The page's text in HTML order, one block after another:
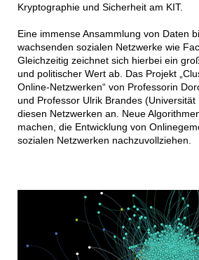
Kryptographie und Sicherheit am KIT.
Eine immense Ansammlung von Daten
wachsenden sozialen Netzwerke wie
Gleichzeitig zeichnet sich hierbei ein
und politischer Wert ab. Das Projekt
Online-Netzwerken“ von Professorin
und Professor Ulrik Brandes (Universität
diesen Netzwerken an. Neue
machen, die Entwicklung von
sozialen Netzwerken nachzuvollziehen.